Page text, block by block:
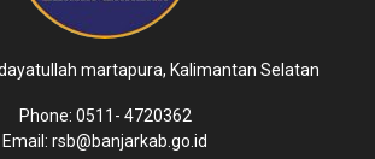
martapura, Kalimantan Selatan
Phone: 0511- 4720362
Email: rsb@banjarkab.go.id